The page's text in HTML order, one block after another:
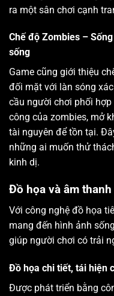
ra một sân chơi cạnh
Chế độ Zombies –
sống
Game cũng giới thiệu
đối mặt với làn sóng
cầu người chơi phối
công của zombies, mở
tài nguyên để tồn tại.
những ai muốn thử
kinh dị.
Đồ họa và âm
Với công nghệ đồ họa
mang đến hình ảnh
giúp người chơi có trải
Đồ họa chi tiết, tái hiện
Được phát triển bằng